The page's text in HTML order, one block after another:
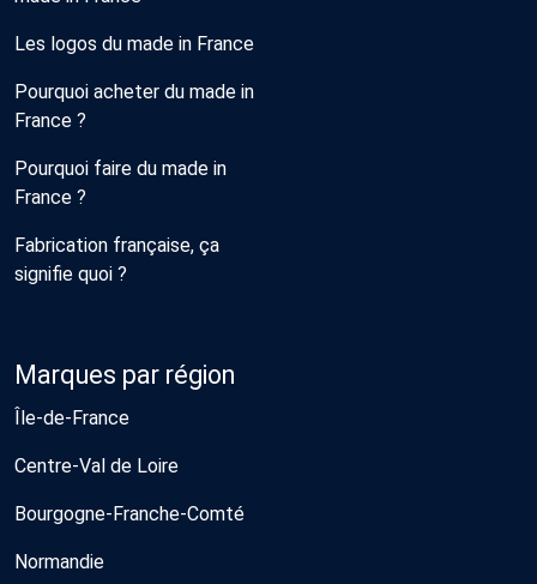
Les logos du made in France
Pourquoi acheter du made in
France ?
Pourquoi faire du made in
France ?
Fabrication française, ça
signifie quoi ?
Marques par région
Île-de-France
Centre-Val de Loire
Bourgogne-Franche-Comté
Normandie